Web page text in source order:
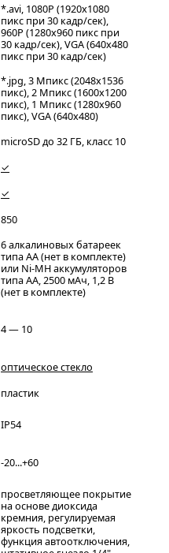
*.avi, 1080P (1920x1080
пикс при 30 кадр/сек),
960P (1280x960 пикс при
30 кадр/сек), VGA (640x480
пикс при 30 кадр/сек)
*.jpg, 3 Mпикс (2048x1536
пикс), 2 Mпикс (1600x1200
пикс), 1 Mпикс (1280x960
пикс), VGA (640x480)
microSD до 32 ГБ, класс 10
✓
✓
850
6 алкалиновых батареек
типа AA (нет в комплекте)
или Ni-MH аккумуляторов
типа АА, 2500 мАч, 1,2 В
(нет в комплекте)
4 — 10
оптическое стекло
пластик
IP54
-20...+60
просветляющее покрытие
на основе диоксида
кремния, регулируемая
яркость подсветки,
функция автоотключения,